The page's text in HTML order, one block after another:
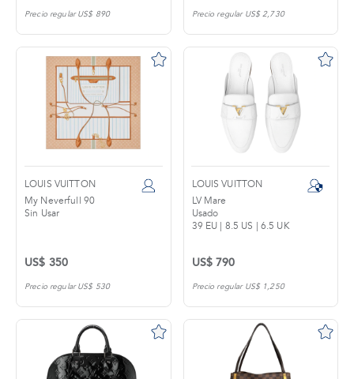
Precio regular US$ 890 Precio regular US$ 2,730
LOUIS VUITTON
My Neverfull 90
Sin Usar
US$ 350
Precio regular US$ 530
LOUIS VUITTON
LV Mare
Usado
39 EU | 8.5 US | 6.5 UK
US$ 790
Precio regular US$ 1,250